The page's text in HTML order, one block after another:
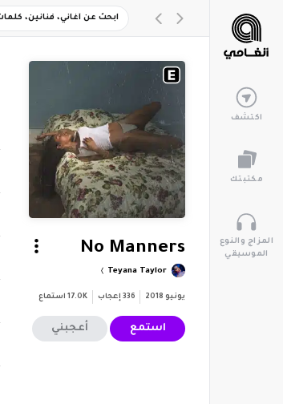
اكتشف
مكتبتك
المزاج والنوع
الموسيقي
No Manners
Teyana Taylor
يونيو 2018 336 إعجاب 17.0K استماع
استمع أعجبني